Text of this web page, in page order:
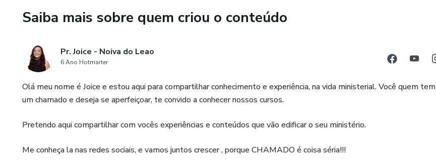
👉 Adquira Agora e Desperte o Poder das Cores em Sua Fé!
Suporte +55 31 9221-5413 WhatsApp
Saiba mais sobre quem criou o conteúdo
Pr. Joice - Noiva do Leao
6 Ano Hotmarter
Olá meu nome é Joice e estou aqui para compartilhar conhecimento e experiência, na vida ministerial. Você quem tem
um chamado e deseja se aperfeiçoar, te convido a conhecer nossos cursos.
Pretendo aqui compartilhar com vocês experiências e conteúdos que vão edificar o seu ministério.
Me conheça la nas redes sociais, e vamos juntos crescer , porque CHAMADO é coisa séria!!!